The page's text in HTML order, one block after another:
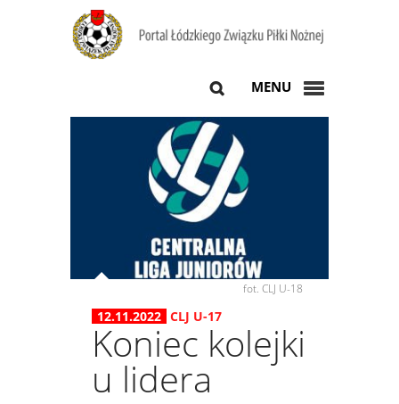
MENU
fot. CLJ U-18
12.11.2022 CLJ U-17
Koniec kolejki
u lidera